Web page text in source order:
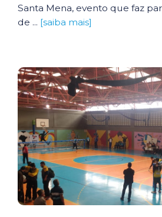
Santa Mena, evento que faz
de ... [saiba mais]